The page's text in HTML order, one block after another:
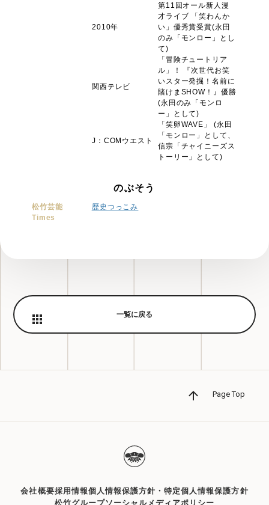
2010年
第11回オール新人漫
才ライブ 「笑わんか
い」優秀賞受賞(永田
のみ「モンロー」とし
て)
関西テレビ
「冒険チュートリア
ル」！ 『次世代お笑
いスター発掘！名前に
賭けまSHOW！』優勝
(永田のみ「モンロ
ー」として)
J：COMウエスト
「笑卵WAVE」 (永田
「モンロー」として、
信宗「チャイニーズス
トーリー」として)
のぶそう
松竹芸能
Times
歴史つっこみ
一覧に戻る
Page Top
会社概要採用情報個人情報保護方針・特定個人情報保護方針
松竹グループソーシャルメディアポリシー